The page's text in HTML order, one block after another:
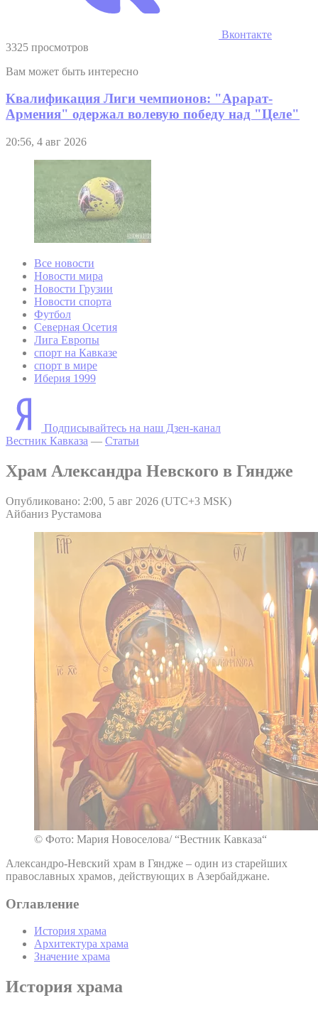
Вконтакте
3325 просмотров
Вам может быть интересно
Квалификация Лиги чемпионов: "Арарат-
Армения" одержал волевую победу над "Целе"
20:56, 4 авг 2026
Все новости
Новости мира
Новости Грузии
Новости спорта
Футбол
Северная Осетия
Лига Европы
спорт на Кавказе
спорт в мире
Иберия 1999
Подписывайтесь на наш Дзен-канал
Вестник Кавказа — Статьи
Храм Александра Невского в Гяндже
Опубликовано: 2:00, 5 авг 2026 (UTC+3 MSK)
Айбаниз Рустамова
© Фото: Мария Новоселова/ “Вестник Кавказа“
Александро-Невский храм в Гяндже – один из старейших
православных храмов, действующих в Азербайджане.
Оглавление
История храма
Архитектура храма
Значение храма
История храма